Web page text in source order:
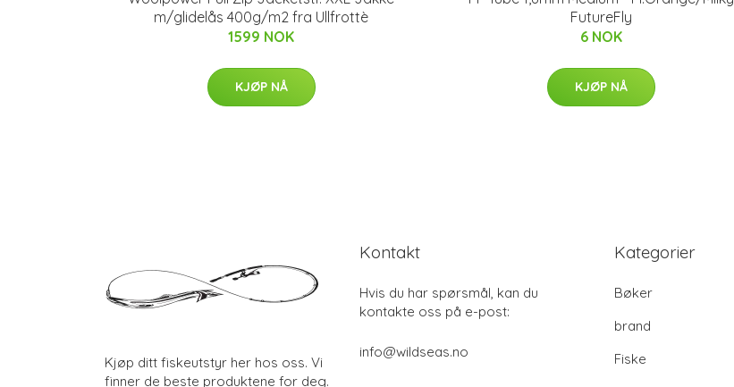
m/glidelås 400g/m2 fra Ullfrottè
1599 NOK
KJØP NÅ
FutureFly
6 NOK
KJØP NÅ
Kjøp ditt fiskeutstyr her hos oss. Vi
finner de beste produktene for deg.
Kontakt
Hvis du har spørsmål, kan du
kontakte oss på e-post:
info@wildseas.no
Kategorier
Bøker
brand
Fiske